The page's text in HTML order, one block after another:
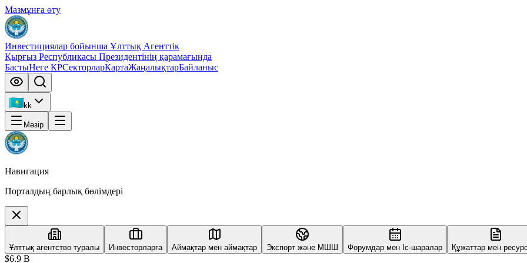
Мазмұнға өту
Инвестициялар бойынша Ұлттық Агенттік
Қырғыз Республикасы Президентінің қарамағында
БастыНеге КРСекторларКартаЖаңалықтарБайланыс
kk
Мәзір
Навигация
Порталдың барлық бөлімдері
Ұлттық агентство туралы Инвесторларға Аймақтар мен аймақтар Экспорт және МШШ Форумдар мен Іс-шаралар Құжаттар мен
$6.9 B